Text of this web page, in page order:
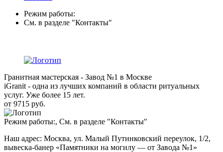
Режим работы:
См. в разделе "Контакты"
Гранитная мастерская - Завод №1 в Москве
iGranit - одна из лучших компаний в области ритуальных
услуг. Уже более 15 лет.
от 9715 руб.
Режим работы:, См. в разделе "Контакты"
Наш адрес: Москва, ул. Малый Путинковский переулок, 1/2,
вывеска-банер «Памятники на могилу — от Завода №1»